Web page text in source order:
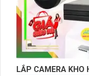
LẮP CAMERA KHO